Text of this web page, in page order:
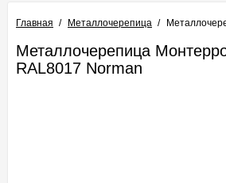
Главная Металлочерепица
Металлочерепица
RAL8017 Norman